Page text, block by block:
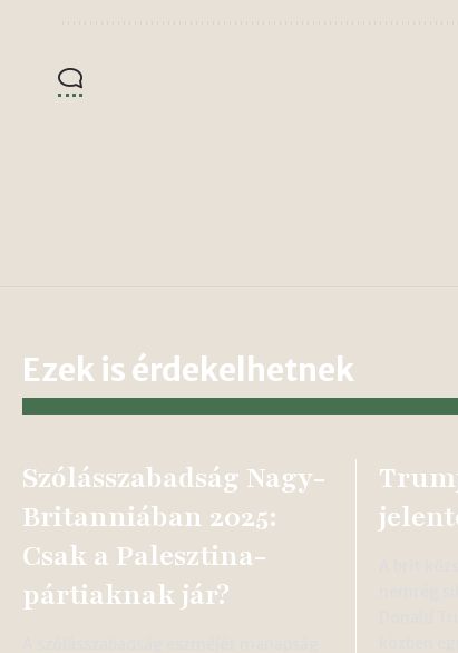
Ezek is érdekelhetnek
Szólásszabadság Nagy-
Britanniában 2025:
Csak a Palesztina-
pártiaknak jár?